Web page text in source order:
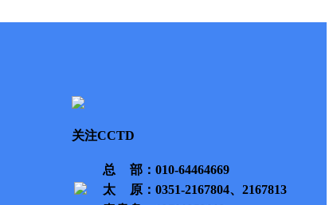
关注CCTD
总部 ：010-64464669
太原 ：0351-2167804、2167813